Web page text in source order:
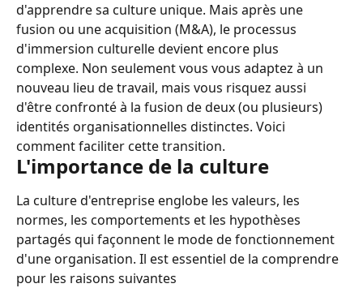
d'apprendre sa culture unique. Mais après une
fusion ou une acquisition (M&A), le processus
d'immersion culturelle devient encore plus
complexe. Non seulement vous vous adaptez à un
nouveau lieu de travail, mais vous risquez aussi
d'être confronté à la fusion de deux (ou plusieurs)
identités organisationnelles distinctes. Voici
comment faciliter cette transition.
L'importance de la culture
La culture d'entreprise englobe les valeurs, les
normes, les comportements et les hypothèses
partagés qui façonnent le mode de fonctionnement
d'une organisation. Il est essentiel de la comprendre
pour les raisons suivantes